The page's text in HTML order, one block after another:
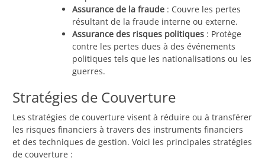
Assurance de la fraude : Couvre les pertes
résultant de la fraude interne ou externe.
Assurance des risques politiques : Protège
contre les pertes dues à des événements
politiques tels que les nationalisations ou les
guerres.
Stratégies de Couverture
Les stratégies de couverture visent à réduire ou à transférer
les risques financiers à travers des instruments financiers
et des techniques de gestion. Voici les principales stratégies
de couverture :